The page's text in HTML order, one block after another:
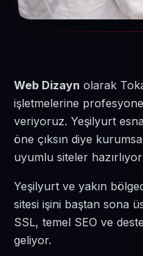
Web Dizayn olarak
işletmelerine
veriyoruz. Yeşilyurt
öne çıksın diye
uyumlu siteler
Yeşilyurt ve yakın
sitesi işini baştan sona
SSL, temel SEO ve
geliyor.